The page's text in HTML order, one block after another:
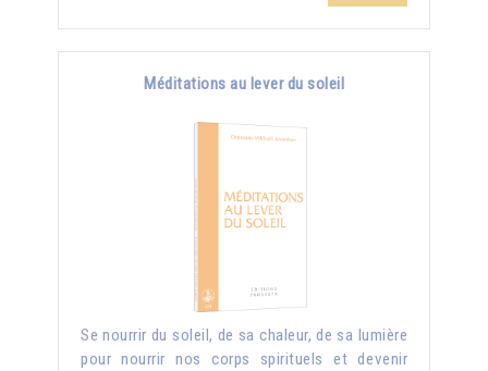
Méditations au lever du soleil
Se nourrir du soleil, de sa chaleur, de sa lumière
pour nourrir nos corps spirituels et devenir